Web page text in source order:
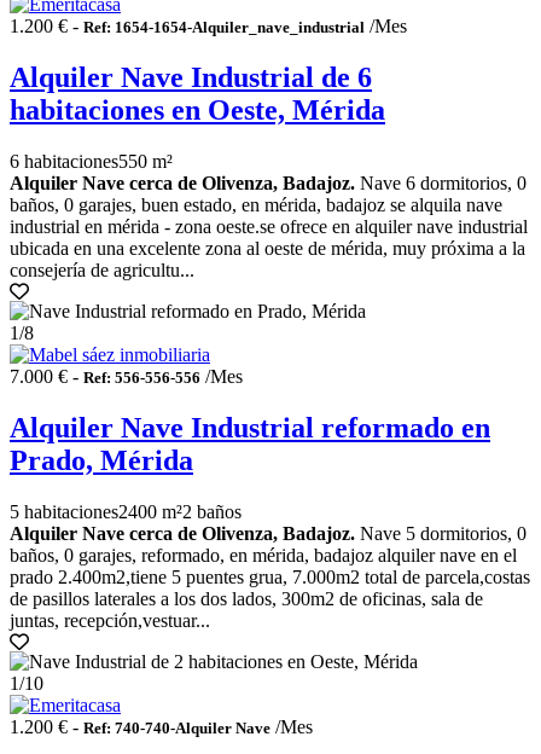
1.200 € - Ref: 1654-1654-Alquiler_nave_industrial /Mes
Alquiler Nave Industrial de 6
habitaciones en Oeste, Mérida
6 habitaciones550 m²
Alquiler Nave cerca de Olivenza, Badajoz. Nave 6 dormitorios, 0
baños, 0 garajes, buen estado, en mérida, badajoz se alquila nave
industrial en mérida - zona oeste.se ofrece en alquiler nave industrial
ubicada en una excelente zona al oeste de mérida, muy próxima a la
consejería de agricultu...
1/8
7.000 € - Ref: 556-556-556 /Mes
Alquiler Nave Industrial reformado en
Prado, Mérida
5 habitaciones2400 m²2 baños
Alquiler Nave cerca de Olivenza, Badajoz. Nave 5 dormitorios, 0
baños, 0 garajes, reformado, en mérida, badajoz alquiler nave en el
prado 2.400m2,tiene 5 puentes grua, 7.000m2 total de parcela,costas
de pasillos laterales a los dos lados, 300m2 de oficinas, sala de
juntas, recepción,vestuar...
1/10
1.200 € - Ref: 740-740-Alquiler Nave /Mes